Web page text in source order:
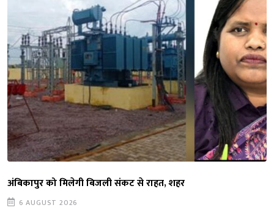
अंबिकापुर को मिलेगी बिजली संकट से राहत, शहर
6 AUGUST 2026